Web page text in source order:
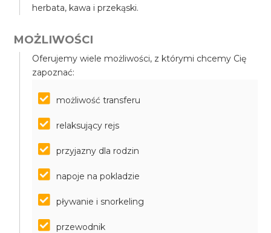
herbata, kawa i przekąski.
MOŻLIWOŚCI
Oferujemy wiele możliwości, z którymi chcemy Cię
zapoznać:
możliwość transferu
relaksujący rejs
przyjazny dla rodzin
napoje na pokladzie
pływanie i snorkeling
przewodnik